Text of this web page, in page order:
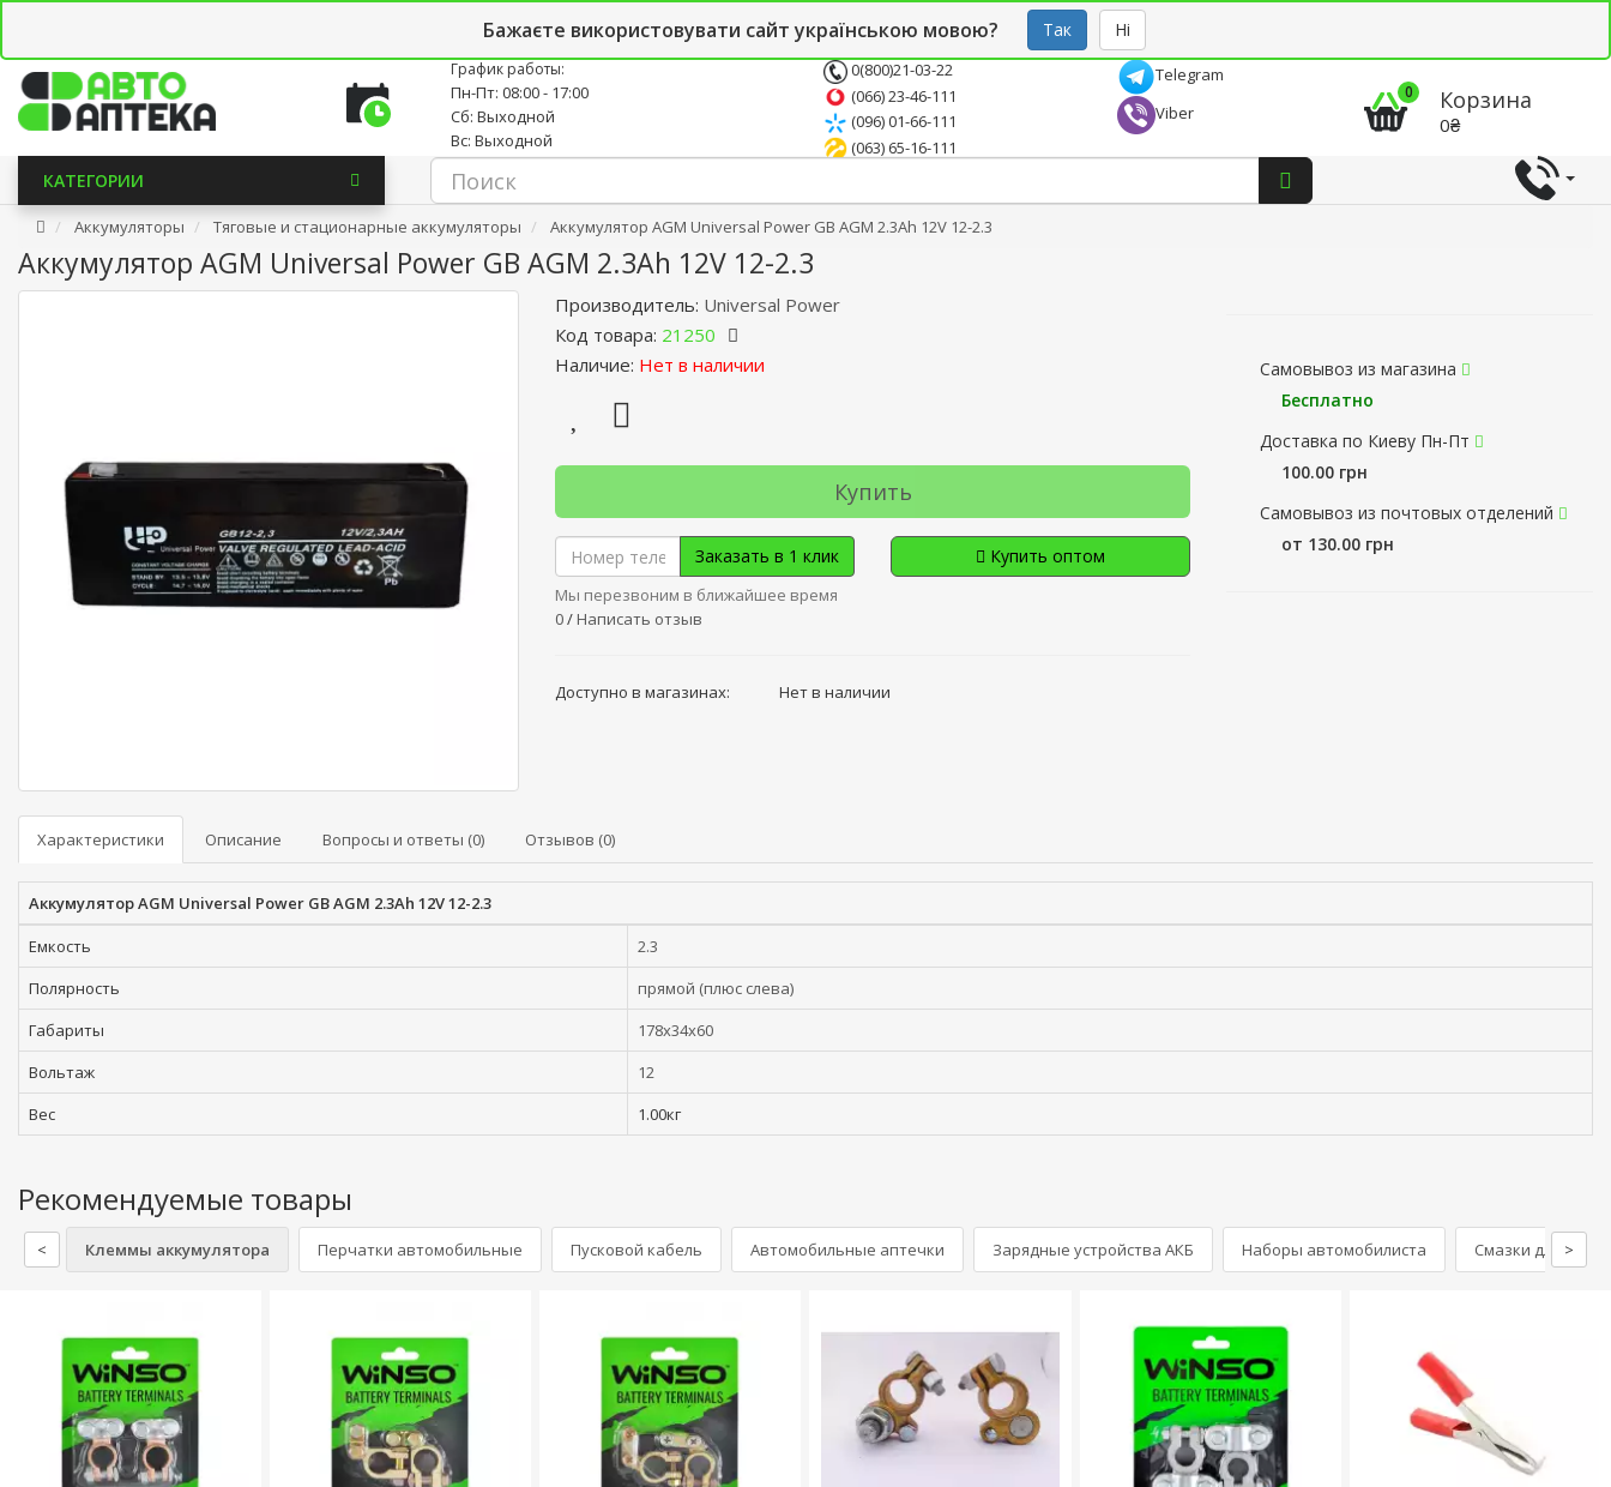
Бажаєте використовувати сайт українською мовою? Так Ні
Новостной блог Опт СТО
График работы:
Пн-Пт: 08:00 - 17:00
Сб: Выходной
Вс: Выходной
0(800)21-03-22
(066) 23-46-111
(096) 01-66-111
(063) 65-16-111
Telegram
Viber
0 Корзина
0₴
КАТЕГОРИИ
Аккумуляторы Тяговые и стационарные аккумуляторы Аккумулятор AGM Universal Power GB AGM 2.3Ah 12V 12-2.3
Аккумулятор AGM Universal Power GB AGM 2.3Ah 12V 12-2.3
Производитель: Universal Power
Код товара: 21250
Наличие: Нет в наличии
Купить
Заказать в 1 клик
Мы перезвоним в ближайшее время
Купить оптом
0/ Написать отзыв
Доступно в магазинах: Нет в наличии
Самовывоз из магазина
Бесплатно
Доставка по Киеву Пн-Пт
100.00 грн
Самовывоз из почтовых отделений
от 130.00 грн
Характеристики Описание Вопросы и ответы (0) Отзывов (0)
Аккумулятор AGM Universal Power GB AGM 2.3Ah 12V 12-2.3
Емкость
2.3
Полярность
прямой (плюс слева)
Габариты
178x34x60
Вольтаж
12
Вес
1.00кг
Рекомендуемые товары
< Клеммы аккумулятора Перчатки автомобильные Пусковой кабель Автомобильные аптечки Зарядные устройства АКБ Наборы автомобилиста Смазки для клемм
>